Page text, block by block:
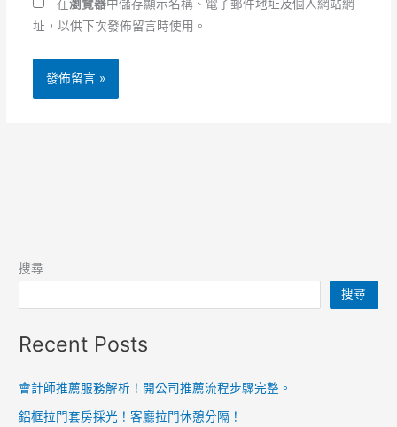
在瀏覽器中儲存顯示名稱、電子郵件地址及個人網站網
址，以供下次發佈留言時使用。
搜尋
搜尋
Recent Posts
會計師推薦服務解析！開公司推薦流程步驟完整。
鋁框拉門套房採光！客廳拉門休憩分隔！